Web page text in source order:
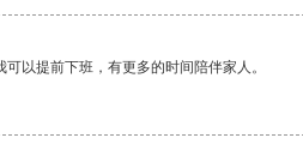
以提前下班，有更多的时间陪伴家人。